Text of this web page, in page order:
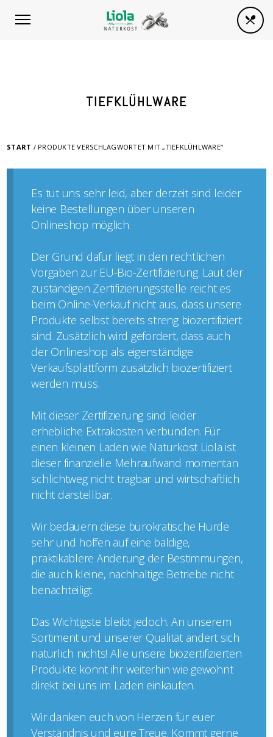
TIEFKLÜHLWARE
START / PRODUKTE VERSCHLAGWORTET MIT „TIEFKLÜHLWARE“
Es tut uns sehr leid, aber derzeit sind leider
keine Bestellungen über unseren
Onlineshop möglich.
Der Grund dafür liegt in den rechtlichen
Vorgaben zur EU-Bio-Zertifizierung. Laut der
zuständigen Zertifizierungsstelle reicht es
beim Online-Verkauf nicht aus, dass unsere
Produkte selbst bereits streng biozertifiziert
sind. Zusätzlich wird gefordert, dass auch
der Onlineshop als eigenständige
Verkaufsplattform zusätzlich biozertifiziert
werden muss.
Mit dieser Zertifizierung sind leider
erhebliche Extrakosten verbunden. Für
einen kleinen Laden wie Naturkost Liola ist
dieser finanzielle Mehraufwand momentan
schlichtweg nicht tragbar und wirtschaftlich
nicht darstellbar.
Wir bedauern diese bürokratische Hürde
sehr und hoffen auf eine baldige,
praktikablere Änderung der Bestimmungen,
die auch kleine, nachhaltige Betriebe nicht
benachteiligt.
Das Wichtigste bleibt jedoch. An unserem
Sortiment und unserer Qualität ändert sich
natürlich nichts! Alle unsere biozertifizierten
Produkte könnt ihr weiterhin wie gewohnt
direkt bei uns im Laden einkaufen.
Wir danken euch von Herzen für euer
Verständnis und eure Treue. Kommt gerne